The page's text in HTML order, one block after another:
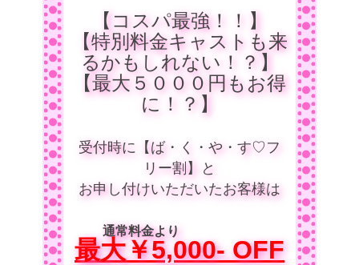
【コスパ最強！！】
【特別料金キャストも来
るかもしれない！？】
【最大５０００円もお得
に！？】
受付時に【ば・く・や・す♡フ
リー割】と
お申し付けいただいたお客様は
通常料金より
最大￥5,000- OFF